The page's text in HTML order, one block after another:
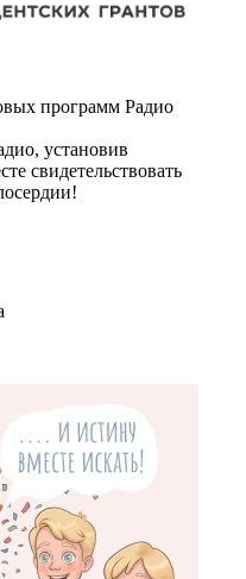
программ Радио
установив
свидетельствовать